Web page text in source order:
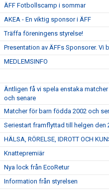
ÄFF Fotbollscamp i sommar
AKEA - En viktig sponsor i ÄFF
Träffa föreningens styrelse!
Presentation av ÄFFs Sponsorer. Vi
MEDLEMSINFO
Äntligen få vi spela enstaka
och senare
Matcher för barn födda 2002 och
Seriestart framflyttad till helgen den
HÄLSA, RÖRELSE, IDROTT OCH
Knattepremiär
Nya lock från EcoRetur
Information från styrelsen